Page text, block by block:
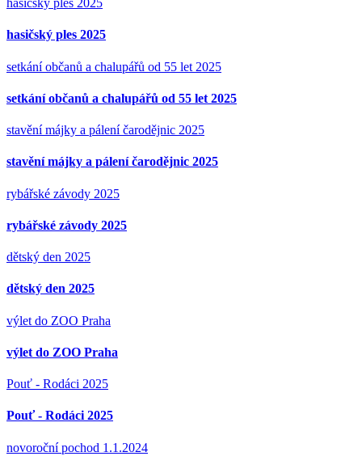
hasičský ples 2025
hasičský ples 2025
setkání občanů a chalupářů od 55 let 2025
setkání občanů a chalupářů od 55 let 2025
stavění májky a pálení čarodějnic 2025
stavění májky a pálení čarodějnic 2025
rybářské závody 2025
rybářské závody 2025
dětský den 2025
dětský den 2025
výlet do ZOO Praha
výlet do ZOO Praha
Pouť - Rodáci 2025
Pouť - Rodáci 2025
novoroční pochod 1.1.2024